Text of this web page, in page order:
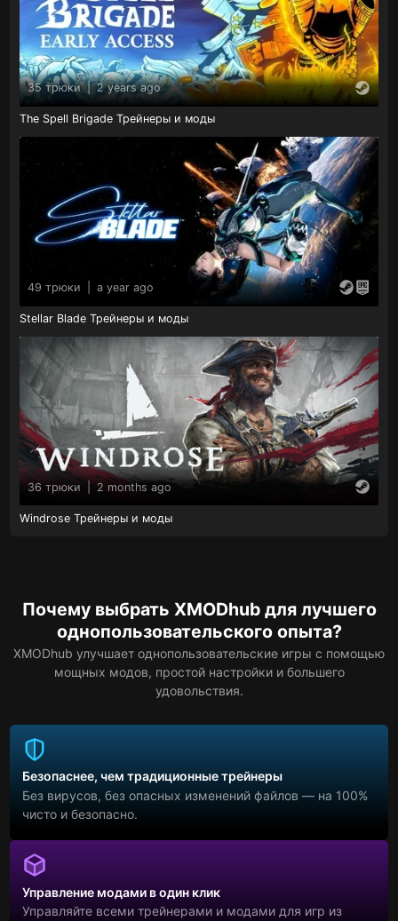
35 трюки | 2 years ago
The Spell Brigade Трейнеры и моды
49 трюки a year ago
Stellar Blade Трейнеры и моды
36 трюки 2 months ago
Windrose Трейнеры и моды
Почему выбрать XMODhub для лучшего
однопользовательского опыта?
XMODhub улучшает однопользовательские игры с помощью
мощных модов, простой настройки и большего
удовольствия.
Безопаснее, чем традиционные трейнеры
Без вирусов, без опасных изменений файлов — на 100%
чисто и безопасно.
Управление модами в один клик
Управляйте всеми трейнерами и модами для игр из